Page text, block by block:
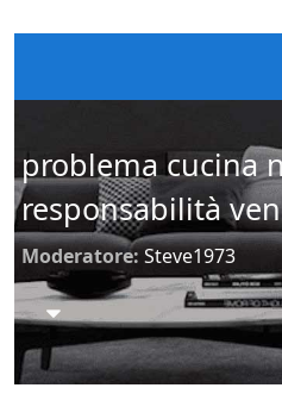
problema cucina
responsabilità
Moderatore: Steve1973